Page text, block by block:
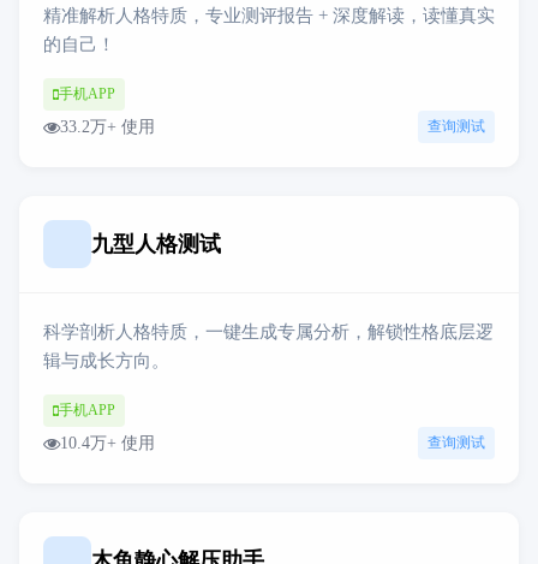
精准解析人格特质，专业测评报告 + 深度解读，读懂真实
的自己！
手机APP
33.2万+ 使用 查询测试
九型人格测试
科学剖析人格特质，一键生成专属分析，解锁性格底层逻
辑与成长方向。
手机APP
10.4万+ 使用 查询测试